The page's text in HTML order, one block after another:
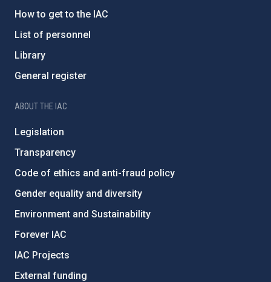
How to get to the IAC
List of personnel
Library
General register
ABOUT THE IAC
Legislation
Transparency
Code of ethics and anti-fraud policy
Gender equality and diversity
Environment and Sustainability
Forever IAC
IAC Projects
External funding